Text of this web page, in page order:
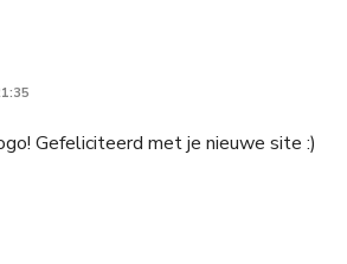
Gefeliciteerd met je nieuwe site :)